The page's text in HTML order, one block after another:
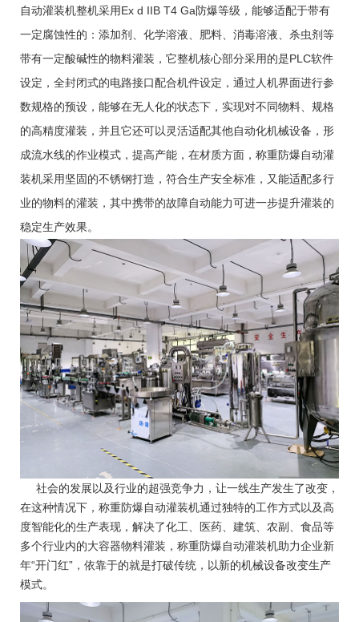
自动灌装机整机采用Ex d IIB T4 Ga防爆等级，能够适配于带有
一定腐蚀性的：添加剂、化学溶液、肥料、消毒溶液、杀虫剂等
带有一定酸碱性的物料灌装，它整机核心部分采用的是PLC软件
设定，全封闭式的电路接口配合机件设定，通过人机界面进行参
数规格的预设，能够在无人化的状态下，实现对不同物料、规格
的高精度灌装，并且它还可以灵活适配其他自动化机械设备，形
成流水线的作业模式，提高产能，在材质方面，称重防爆自动灌
装机采用坚固的不锈钢打造，符合生产安全标准，又能适配多行
业的物料的灌装，其中携带的故障自动能力可进一步提升灌装的
稳定生产效果。
社会的发展以及行业的超强竞争力，让一线生产发生了改变，
在这种情况下，称重防爆自动灌装机通过独特的工作方式以及高
度智能化的生产表现，解决了化工、医药、建筑、农副、食品等
多个行业内的大容器物料灌装，称重防爆自动灌装机助力企业新
年“开门红”，依靠于的就是打破传统，以新的机械设备改变生产
模式。